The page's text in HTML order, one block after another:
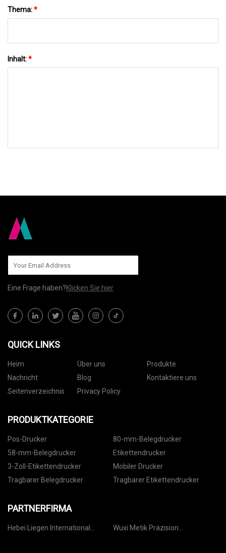
Thema:*
Inhalt:*
Eine Frage haben?Klicken Sie hier
QUICK LINKS
Heim Über uns
Produkte
Nachricht
Blog
Kontaktiere uns
Seitenverzeichnis
Privacy Policy
PRODUKTKATEGORIE
Pos-Drucker
80-mm-Belegdrucker
58-mm-Belegdrucker
Etikettendrucker
3-Zoll-Etikettendrucker
Mobiler Drucker
Tragbarer Belegdrucker
Tragbarer Etikettendrucker
PARTNERFIRMA
Hebei Liegen International
Wuxi Metik Präzision